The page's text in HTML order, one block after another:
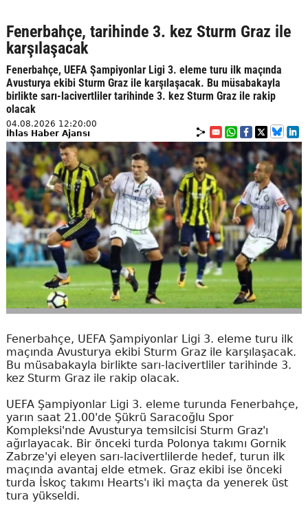
Fenerbahçe, tarihinde 3. kez Sturm Graz ile
karşılaşacak
Fenerbahçe, UEFA Şampiyonlar Ligi 3. eleme turu ilk maçında
Avusturya ekibi Sturm Graz ile karşılaşacak. Bu müsabakayla
birlikte sarı-lacivertliler tarihinde 3. kez Sturm Graz ile rakip
olacak
04.08.2026 12:20:00
İhlas Haber Ajansı
Fenerbahçe, UEFA Şampiyonlar Ligi 3. eleme turu ilk
maçında Avusturya ekibi Sturm Graz ile karşılaşacak.
Bu müsabakayla birlikte sarı-lacivertliler tarihinde 3.
kez Sturm Graz ile rakip olacak.
UEFA Şampiyonlar Ligi 3. eleme turunda Fenerbahçe,
yarın saat 21.00'de Şükrü Saracoğlu Spor
Kompleksi'nde Avusturya temsilcisi Sturm Graz'ı
ağırlayacak. Bir önceki turda Polonya takımı Gornik
Zabrze'yi eleyen sarı-lacivertlilerde hedef, turun ilk
maçında avantaj elde etmek. Graz ekibi ise önceki
turda İskoç takımı Hearts'ı iki maçta da yenerek üst
tura yükseldi.